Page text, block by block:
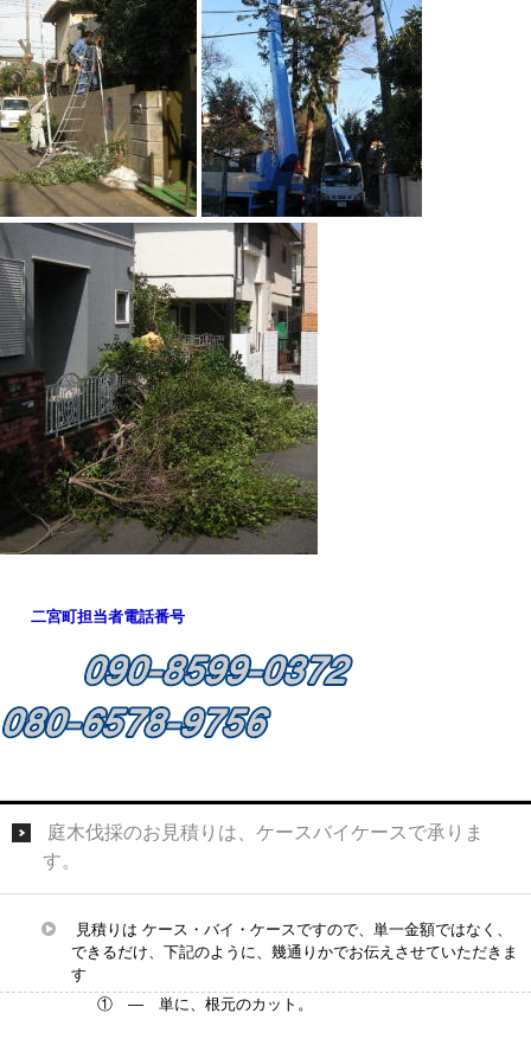
二宮町担当者電話番号
庭木伐採のお見積りは、ケースバイケースで承りま
す。
見積りは ケース・バイ・ケースですので、単一金額ではなく、
できるだけ、下記のように、幾通りかでお伝えさせていただきま
す
① — 単に、根元のカット。